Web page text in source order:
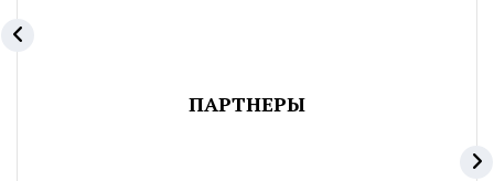
ПАРТНЕРЫ